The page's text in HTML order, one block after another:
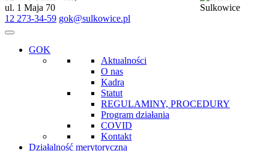
Gminny Ośrodek Kultury "KUŹNIA" w Sułkowicach
ul. 1 Maja 70
12 273-34-59 gok@sulkowice.pl
GOK
Aktualności
O nas
Kadra
Statut
REGULAMINY, PROCEDURY
Program działania
COVID
Kontakt
Działalność merytoryczna